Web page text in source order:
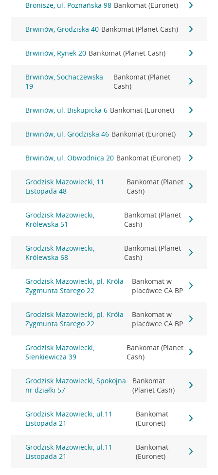
Bronisze, ul. Poznańska 98 Bankomat (Euronet)
Brwinów, Grodziska 40 Bankomat (Planet Cash)
Brwinów, Rynek 20 Bankomat (Planet Cash)
Brwinów, Sochaczewska
19
Bankomat (Planet
Cash)
Brwinów, ul. Biskupicka 6 Bankomat (Euronet)
Brwinów, ul. Grodziska 46 Bankomat (Euronet)
Brwinów, ul. Obwodnica 20 Bankomat (Euronet)
Grodzisk Mazowiecki, 11
Listopada 48
Bankomat (Planet
Cash)
Grodzisk Mazowiecki,
Królewska 51
Bankomat (Planet
Cash)
Grodzisk Mazowiecki,
Królewska 68
Bankomat (Planet
Cash)
Grodzisk Mazowiecki, pl. Króla
Zygmunta Starego 22
Bankomat w
placówce CA BP
Grodzisk Mazowiecki, pl. Króla
Zygmunta Starego 22
Bankomat w
placówce CA BP
Grodzisk Mazowiecki,
Sienkiewicza 39
Bankomat (Planet
Cash)
Grodzisk Mazowiecki, Spokojna
nr działki 57
Bankomat
(Planet Cash)
Grodzisk Mazowiecki, ul.11
Listopada 21
Bankomat
(Euronet)
Grodzisk Mazowiecki, ul.11
Listopada 21
Bankomat
(Euronet)